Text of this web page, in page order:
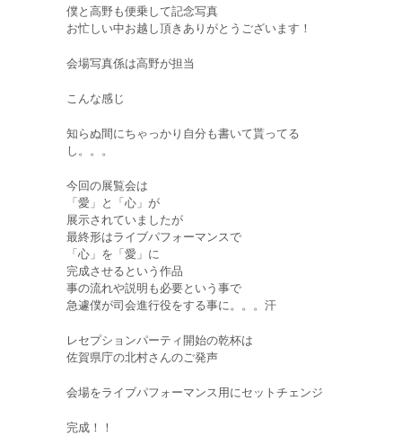
僕と高野も便乗して記念写真
お忙しい中お越し頂きありがとうございます！
会場写真係は高野が担当
こんな感じ
知らぬ間にちゃっかり自分も書いて貰ってる
し。。。
今回の展覧会は
「愛」と「心」が
展示されていましたが
最終形はライブパフォーマンスで
「心」を「愛」に
完成させるという作品
事の流れや説明も必要という事で
急遽僕が司会進行役をする事に。。。汗
レセプションパーティ開始の乾杯は
佐賀県庁の北村さんのご発声
会場をライブパフォーマンス用にセットチェンジ
完成！！